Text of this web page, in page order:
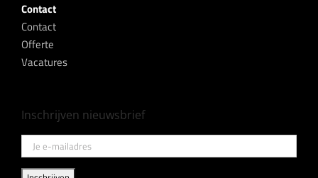
Contact
Contact
Offerte
Vacatures
Inschrijven nieuwsbrief